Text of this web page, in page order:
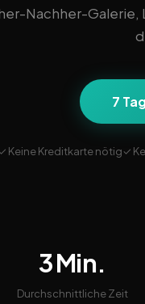
Nachher-Galerie,
7
Keine Kreditkarte nötig✓
3 Min.
Durchschnittliche Zeit